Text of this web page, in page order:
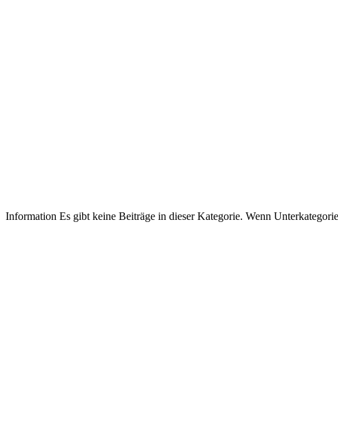
Information Es gibt keine Beiträge in dieser Kategorie. Wenn